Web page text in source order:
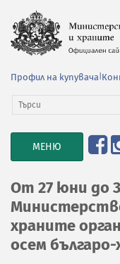
Профил на купувача
TOGGLE
NAVIGATION
МЕНЮ
От 27 юни до
храните
осем